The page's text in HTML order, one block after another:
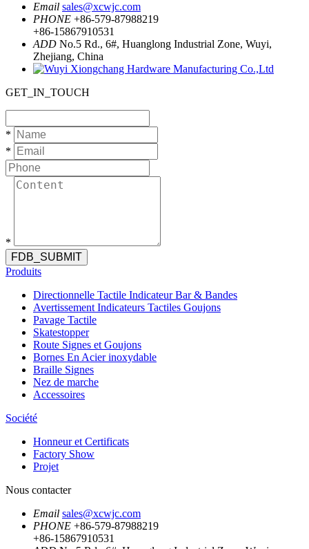
Email sales@xcwjc.com
PHONE +86-579-87988219
+86-15867910531
ADD No.5 Rd., 6#, Huanglong Industrial Zone, Wuyi,
Zhejiang, China
GET_IN_TOUCH
*
*
*
FDB_SUBMIT
Produits
Directionnelle Tactile Indicateur Bar & Bandes
Avertissement Indicateurs Tactiles Goujons
Pavage Tactile
Skatestopper
Route Signes et Goujons
Bornes En Acier inoxydable
Braille Signes
Nez de marche
Accessoires
Société
Honneur et Certificats
Factory Show
Projet
Nous contacter
Email sales@xcwjc.com
PHONE +86-579-87988219
+86-15867910531